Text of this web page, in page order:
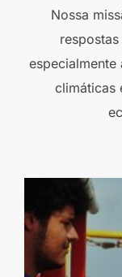
Nossa
especialmente
climáticas